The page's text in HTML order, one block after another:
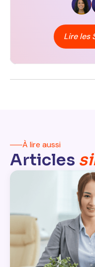
Lire les
À lire aussi
Articles